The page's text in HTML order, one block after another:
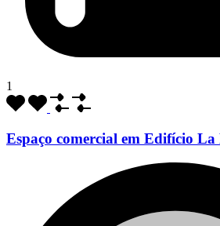
1
Espaço comercial em Edifício La